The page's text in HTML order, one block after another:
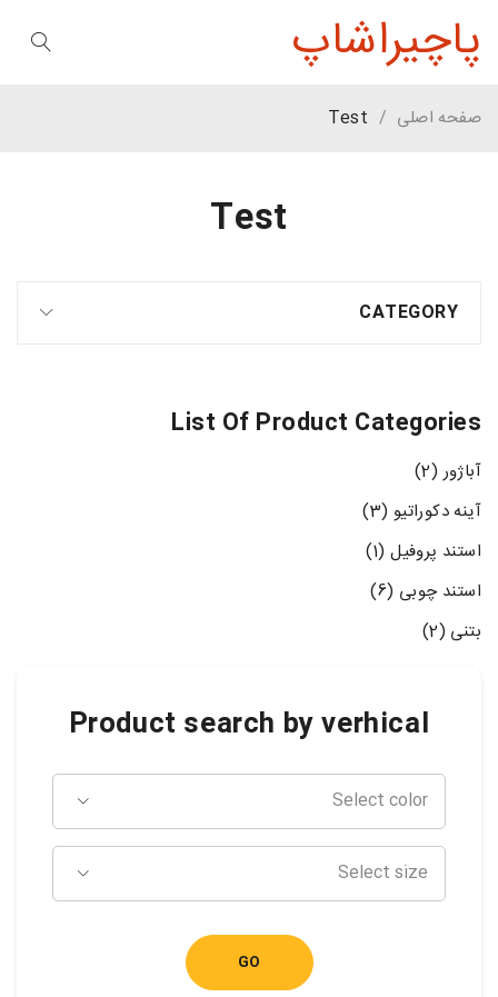
پاچیراشاپ
Test
صفحه اصلی /
Test
CATEGORY
List Of Product Categories
آباژور (2)
آینه دکوراتیو (3)
استند پروفیل (1)
استند چوبی (6)
بتنی (2)
Product search by verhical